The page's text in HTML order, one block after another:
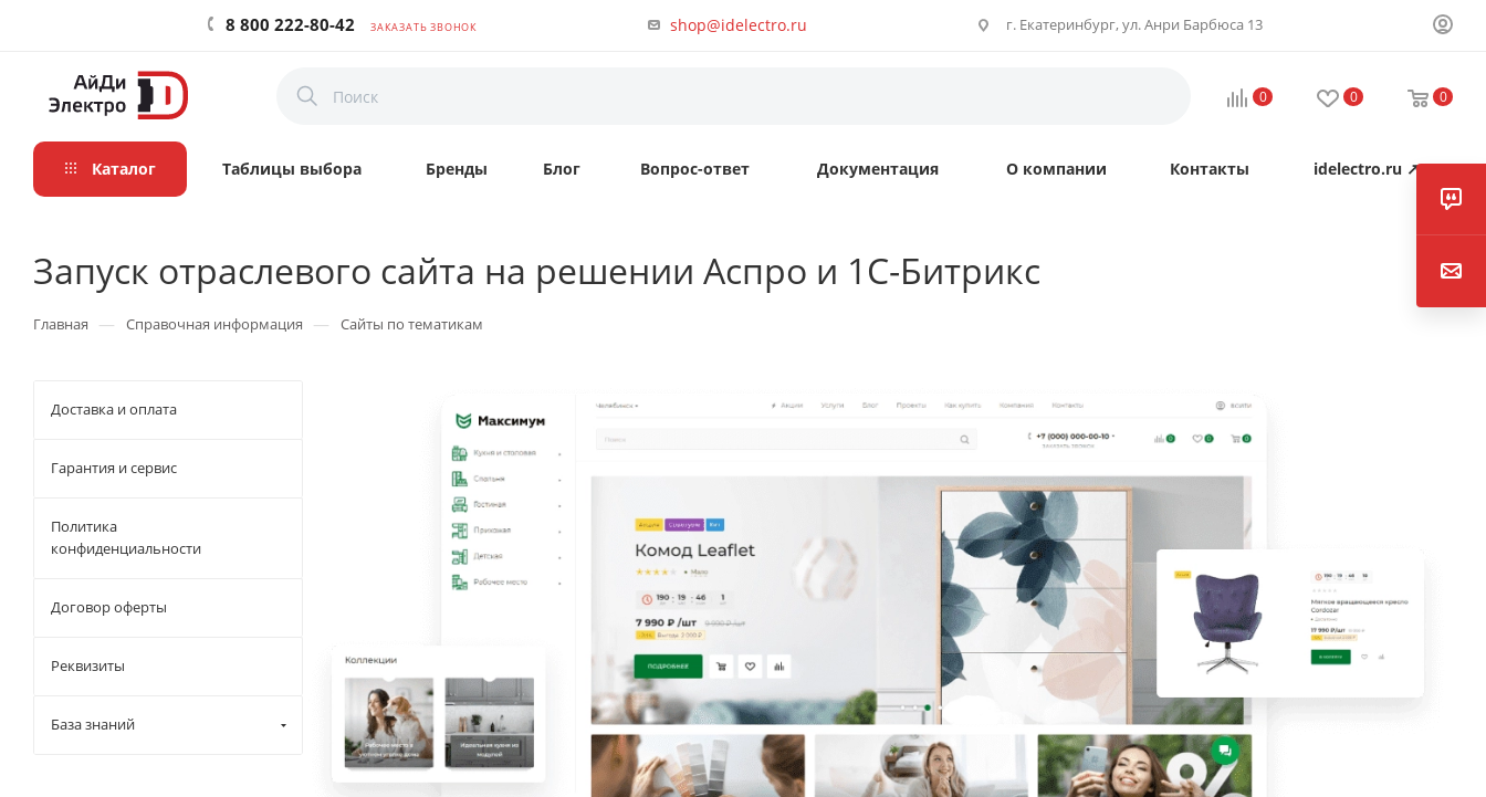
8 800 222-80-42 ЗАКАЗАТЬ ЗВОНОК shop@idelectro.ru г. Екатеринбург, ул. Анри Барбюса 13
0 0 0
Каталог Таблицы выбора Бренды Блог Вопрос-ответ Документация О компании Контакты idelectro.ru ↗
Запуск отраслевого сайта на решении Аспро и 1С-Битрикс
Главная — Справочная информация — Сайты по тематикам
Доставка и оплата
Гарантия и сервис
Политика
конфиденциальности
Договор оферты
Реквизиты
База знаний